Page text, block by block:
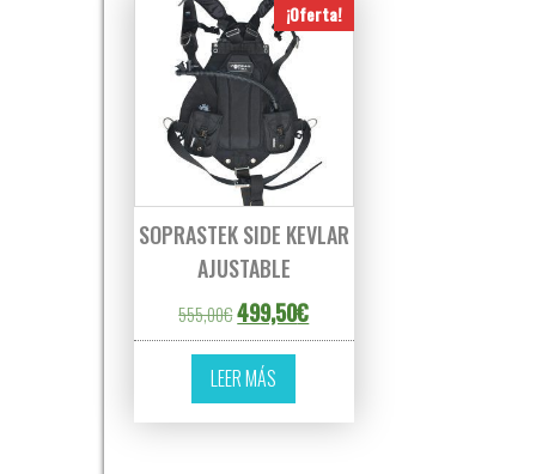
¡Oferta!
SOPRASTEK SIDE KEVLAR
AJUSTABLE
555,00€El precio original era: 555,00€.
499,50€El precio actual es: 499,50€.
LEER MÁS